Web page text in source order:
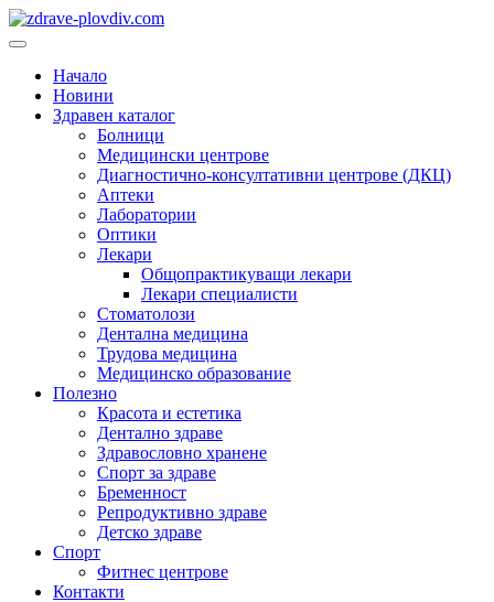
Преминете
към
Основно
Начало
Новини
Здравен каталог
Болници
Медицински центрове
Диагностично-консултативни центрове (ДКЦ)
Аптеки
Лаборатории
Оптики
Лекари
Общопрактикуващи лекари
Лекари специалисти
Стоматолози
Дентална медицина
Трудова медицина
Медицинско образование
Полезно
Красота и естетика
Дентално здраве
Здравословно хранене
Спорт за здраве
Бременност
Репродуктивно здраве
Детско здраве
Спорт
Фитнес центрове
Контакти